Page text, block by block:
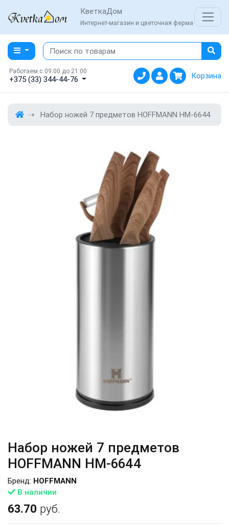
КветкаДом
Интернет-магазин и цветочная ферма
Работаем с 09:00 до 21:00
+375 (33) 344-44-76 Корзина
Набор ножей 7 предметов HOFFMANN HM-6644
Набор ножей 7 предметов
HOFFMANN HM-6644
В наличии
Бренд: HOFFMANN
63.70 руб.